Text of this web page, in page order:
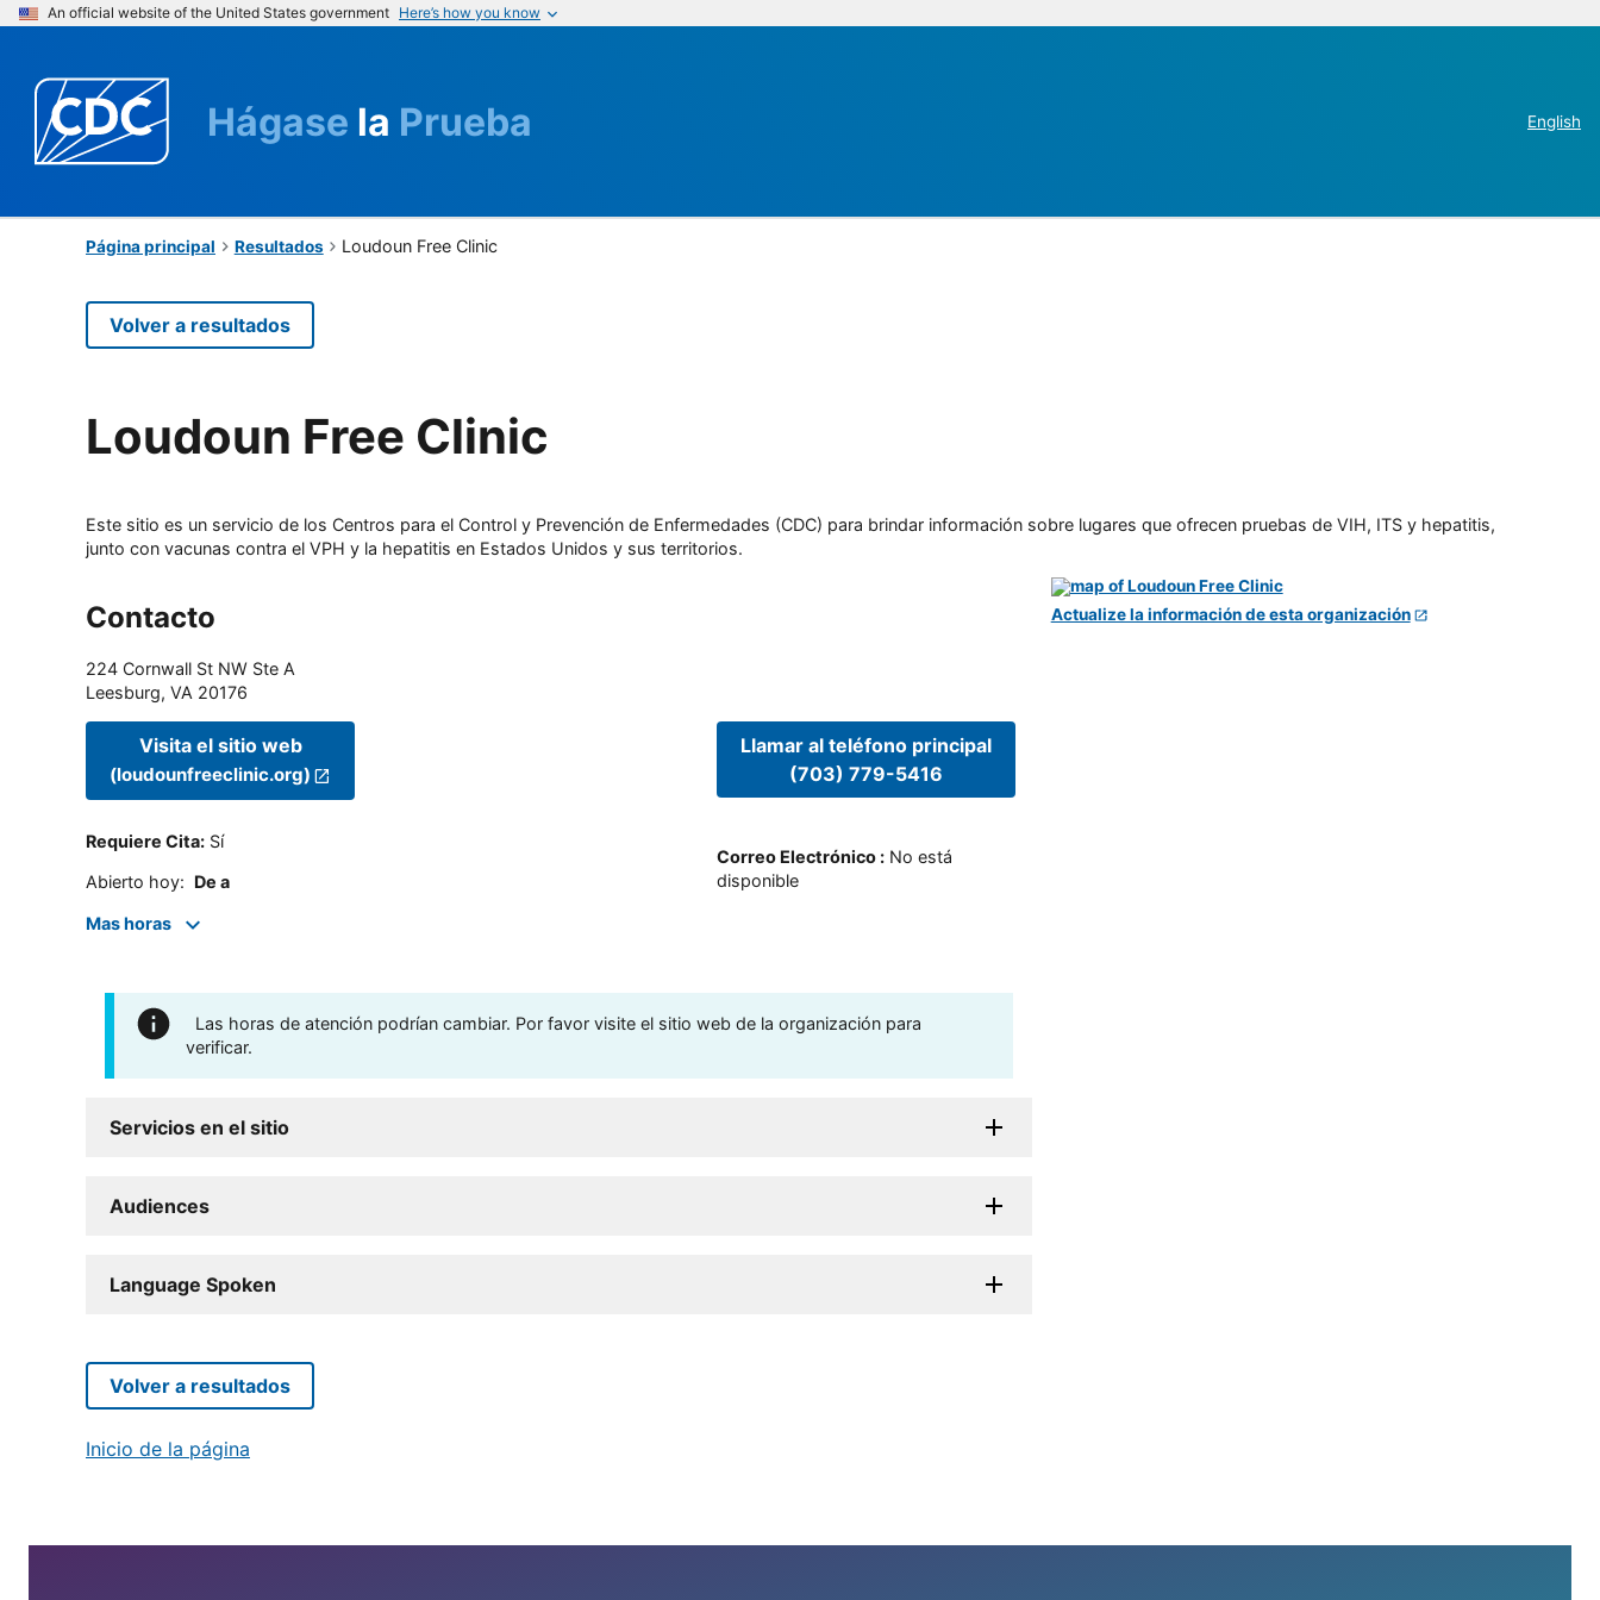
An official website of the United States government Here’s how you know
Hágase la Prueba English
Página principal Resultados Loudoun Free Clinic
Volver a resultados
Loudoun Free Clinic
Este sitio es un servicio de los Centros para el Control y Prevención de Enfermedades (CDC) para brindar información sobre lugares que ofrecen pruebas de VIH, ITS y hepatitis,
junto con vacunas contra el VPH y la hepatitis en Estados Unidos y sus territorios.
Contacto
224 Cornwall St NW Ste A
Leesburg, VA 20176
Visita el sitio web
(loudounfreeclinic.org)
Requiere Cita: Sí
Abierto hoy: De a
Mas horas
Llamar al teléfono principal
(703) 779-5416
Correo Electrónico: No está
disponible
Las horas de atención podrían cambiar. Por favor visite el sitio web de la organización para
verificar.
Servicios en el sitio
Audiences
Language Spoken
Actualize la información de esta organización
Volver a resultados
Inicio de la página